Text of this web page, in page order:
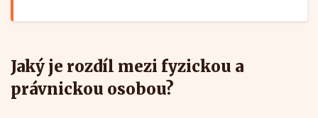
Jaký je rozdíl mezi fyzickou a
právnickou osobou?